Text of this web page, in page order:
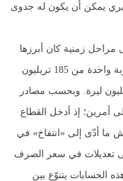
يمكن أن يكون له جدوى
زمنية كان أبرزها
في كانون الثاني 2024 حين ازدادت قيمته بضربة واحدة من 185 تريليون
نهاية كانون الأول 2023 إلى 397.6 تريليون ليرة. وبحسب مصادر
أمرين؛ إذ أدخل القطاع
ما أدّى إلى «انتفاخ» في
إلى تعديلات في سعر الصرف
الحسابات يتنوّع بين